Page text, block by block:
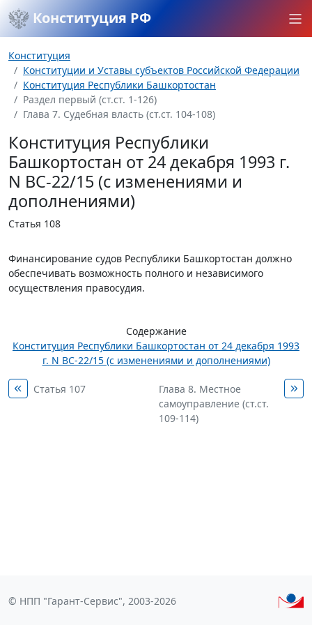
Конституция РФ
Конституция
Конституции и Уставы субъектов Российской Федерации
Конституция Республики Башкортостан
Раздел первый (ст.ст. 1-126)
Глава 7. Судебная власть (ст.ст. 104-108)
Конституция Республики
Башкортостан от 24 декабря 1993 г.
N ВС-22/15 (с изменениями и
дополнениями)
Статья 108
Финансирование судов Республики Башкортостан должно
обеспечивать возможность полного и независимого
осуществления правосудия.
Содержание
Конституция Республики Башкортостан от 24 декабря 1993
г. N ВС-22/15 (с изменениями и дополнениями)
Статья 107
Глава 8. Местное
самоуправление (ст.ст.
109-114)
© НПП "Гарант-Сервис", 2003-2026